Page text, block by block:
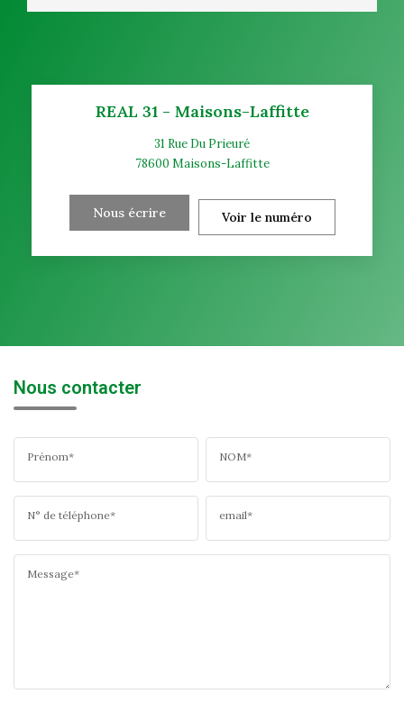
REAL 31 - Maisons-Laffitte
31 Rue Du Prieuré
78600 Maisons-Laffitte
Nous écrire Voir le numéro
Nous contacter
Prénom* NOM*
N° de téléphone* email*
Message*